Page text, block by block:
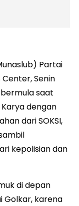
Partai
Senin
saat
dengan
dari SOKSI,
kepolisian dan
di depan
Golkar, karena